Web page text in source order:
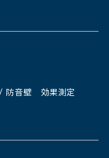
防音壁 効果測定